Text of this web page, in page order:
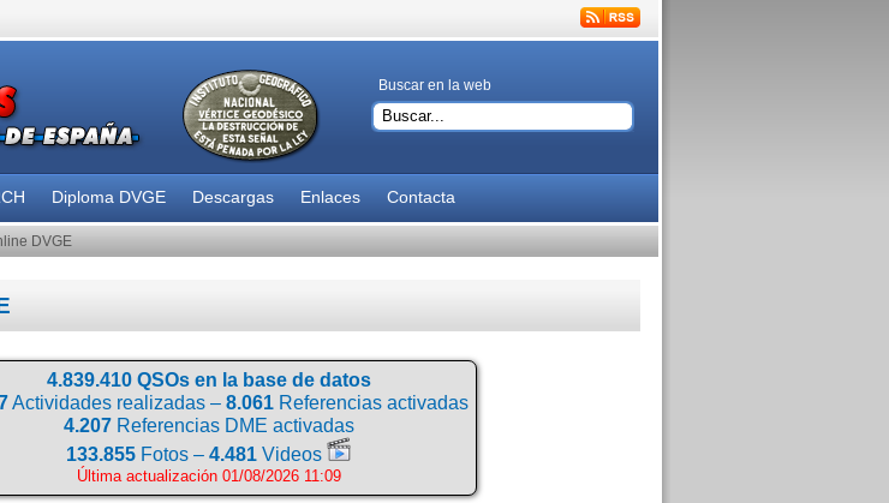
Buscar en la web
Diploma DVGE Descargas Enlaces Contacta
DVGE
4.839.410 QSOs en la base de datos
Actividades realizadas – 8.061Referencias activadas
4.207Referencias DME activadas
133.855 Fotos – 4.481 Videos
Última actualización 01/08/2026 11:09